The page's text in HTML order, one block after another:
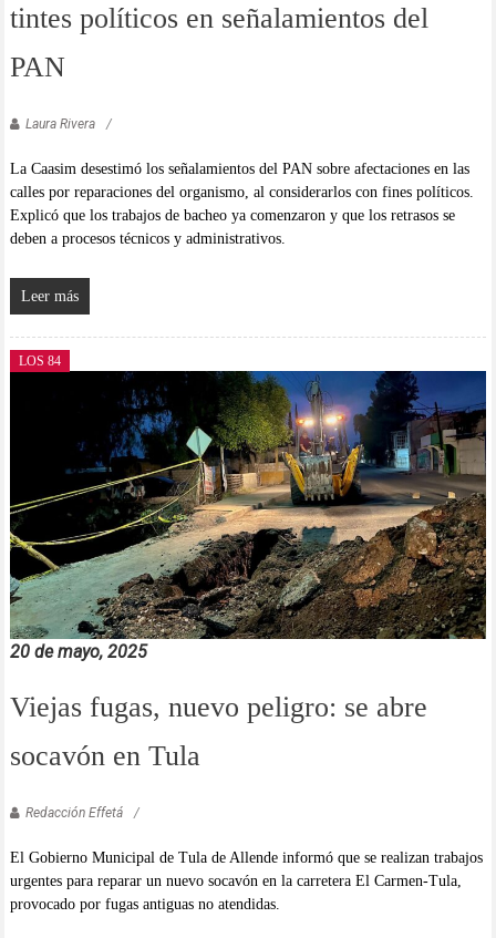
tintes políticos en señalamientos del
PAN
Laura Rivera
La Caasim desestimó los señalamientos del PAN sobre afectaciones en las
calles por reparaciones del organismo, al considerarlos con fines políticos.
Explicó que los trabajos de bacheo ya comenzaron y que los retrasos se
deben a procesos técnicos y administrativos.
Leer más
LOS 84
20 de mayo, 2025
Viejas fugas, nuevo peligro: se abre
socavón en Tula
Redacción Effetá
El Gobierno Municipal de Tula de Allende informó que se realizan trabajos
urgentes para reparar un nuevo socavón en la carretera El Carmen-Tula,
provocado por fugas antiguas no atendidas.